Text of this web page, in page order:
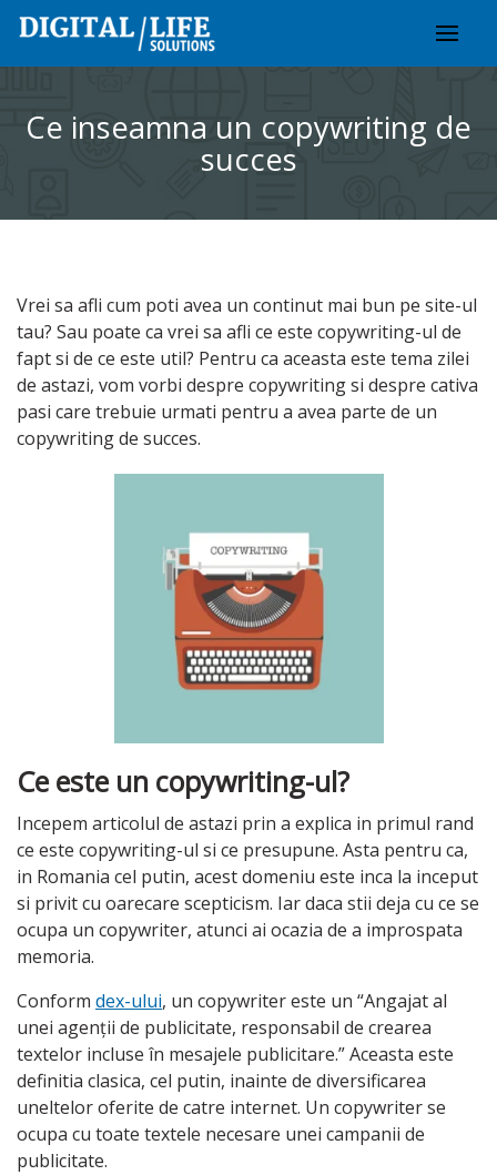
Skip
content
Ce inseamna un copywriting de
succes
Vrei sa afli cum poti avea un continut mai bun pe site-ul
tau? Sau poate ca vrei sa afli ce este copywriting-ul de
fapt si de ce este util? Pentru ca aceasta este tema zilei
de astazi, vom vorbi despre copywriting si despre cativa
pasi care trebuie urmati pentru a avea parte de un
copywriting de succes.
Ce este un copywriting-ul?
Incepem articolul de astazi prin a explica in primul rand
ce este copywriting-ul si ce presupune. Asta pentru ca,
in Romania cel putin, acest domeniu este inca la inceput
si privit cu oarecare scepticism. Iar daca stii deja cu ce se
ocupa un copywriter, atunci ai ocazia de a improspata
memoria.
Conform dex-ului, un copywriter este un “Angajat al
unei agenții de publicitate, responsabil de crearea
textelor incluse în mesajele publicitare.” Aceasta este
definitia clasica, cel putin, inainte de diversificarea
uneltelor oferite de catre internet. Un copywriter se
ocupa cu toate textele necesare unei campanii de
publicitate.